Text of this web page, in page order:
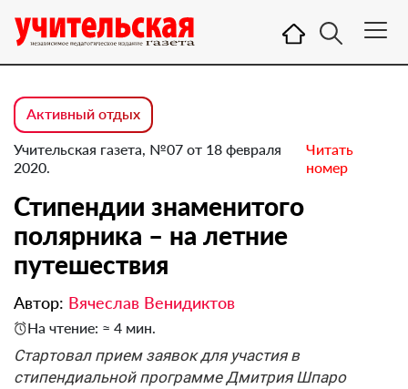
Активный отдых
Учительская газета, №07 от 18 февраля
2020.
Читать
номер
Стипендии знаменитого
полярника – на летние
путешествия
Автор: Вячеслав Венидиктов
На чтение: ≈ 4 мин.
Стартовал прием заявок для участия в
стипендиальной программе Дмитрия Шпаро